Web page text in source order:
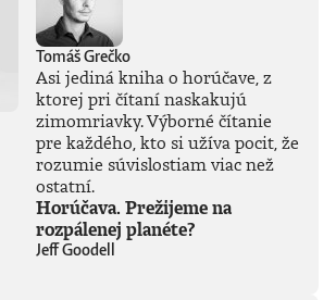
Tomáš Grečko
Asi jediná kniha o horúčave, z
ktorej pri čítaní naskakujú
zimomriavky. Výborné čítanie
pre každého, kto si užíva pocit, že
rozumie súvislostiam viac než
ostatní.
Horúčava. Prežijeme na
rozpálenej planéte?
Jeff Goodell